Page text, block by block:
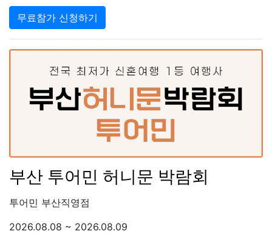
무료참가 신청하기
부산 투어민 허니문 박람회
투어민 부산직영점
2026.08.08 ~ 2026.08.09